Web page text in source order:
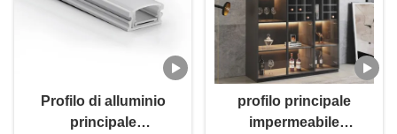
Profilo di alluminio
principale
profilo principale
impermeabile